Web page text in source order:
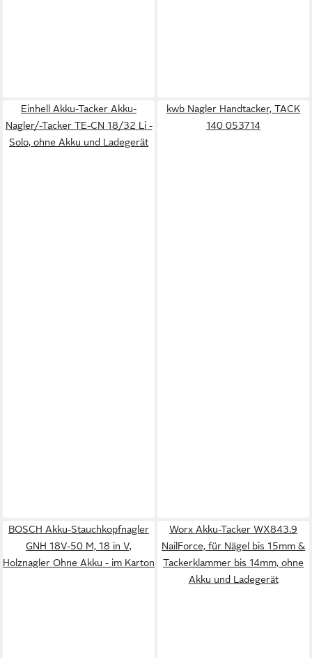
Einhell Akku-Tacker Akku-
Nagler/-Tacker TE-CN 18/32 Li -
Solo, ohne Akku und Ladegerät
kwb Nagler Handtacker, TACK
140 053714
BOSCH Akku-Stauchkopfnagler
GNH 18V-50 M, 18 in V,
Holznagler Ohne Akku - im Karton
Worx Akku-Tacker WX843.9
NailForce, für Nägel bis 15mm &
Tackerklammer bis 14mm, ohne
Akku und Ladegerät